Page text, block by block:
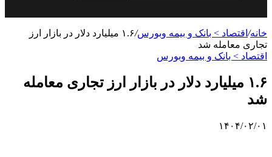
خانه/ اقتصاد > بانک و بیمه وبورس/
۱.۶ میلیارد دلار در بازار ارز
تجاری معامله شد
اقتصاد > بانک و بیمه وبورس
۱.۶ میلیارد دلار در بازار ارز تجاری معامله
شد
۱۴۰۴/۰۲/۰۱